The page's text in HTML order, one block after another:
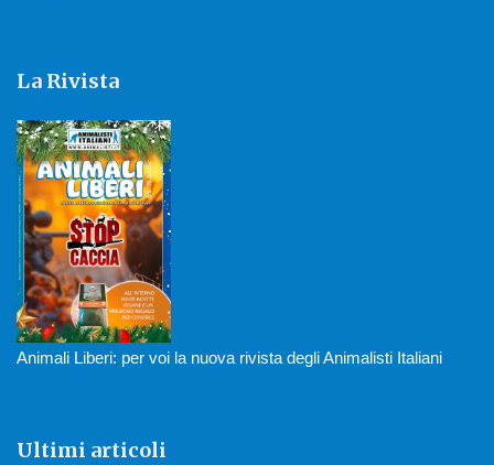
La Rivista
Animali Liberi: per voi la nuova rivista degli Animalisti Italiani
Ultimi articoli